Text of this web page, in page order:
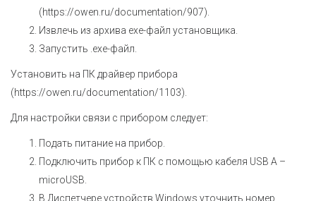
(https://owen.ru/documentation/907).
Извлечь из архива ехе-файл установщика.
Запустить .ехе-файл.
Установить на ПК драйвер прибора
(https://owen.ru/documentation/1103).
Для настройки связи с прибором следует:
Подать питание на прибор.
Подключить прибор к ПК с помощью кабеля USB A –
microUSB.
В Диспетчере устройств Windows уточнить номер